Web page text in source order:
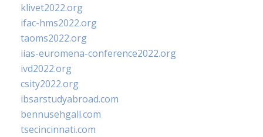
klivet2022.org
ifac-hms2022.org
taoms2022.org
iias-euromena-conference2022.org
ivd2022.org
csity2022.org
ibsarstudyabroad.com
bennusehgall.com
tsecincinnati.com